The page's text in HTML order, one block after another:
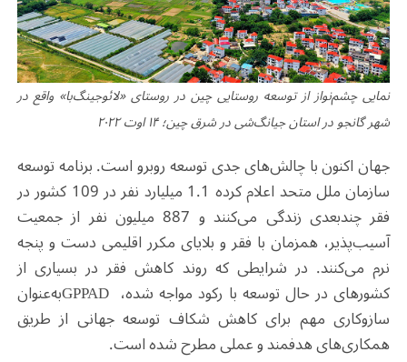
نمایی چشم‌نواز از توسعه روستایی چین در روستای «لائوجینگ‌با» واقع در
شهر گانجو در استان جیانگ‌شی در شرق چین؛ ۱۴ اوت ۲۰۲۲
جهان اکنون با چالش‌های جدی توسعه روبرو است. برنامه توسعه
سازمان ملل متحد اعلام کرده 1.1 میلیارد نفر در 109 کشور در
فقر چندبعدی زندگی می‌کنند و 887 میلیون نفر از جمعیت
آسیب‌پذیر، همزمان با فقر و بلایای مکرر اقلیمی دست ‌و پنجه
نرم می‌کنند. در شرایطی که روند کاهش فقر در بسیاری از
کشورهای در حال توسعه با رکود مواجه شده، GPPADبه‌عنوان
سازوکاری مهم برای کاهش شکاف توسعه جهانی از طریق
همکاری‌های هدفمند و عملی مطرح شده است.